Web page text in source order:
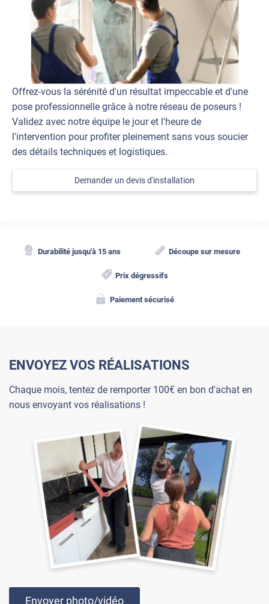
Offrez-vous la sérénité d'un résultat impeccable et d'une
pose professionnelle grâce à notre réseau de poseurs !
Validez avec notre équipe le jour et l'heure de
l'intervention pour profiter pleinement sans vous soucier
des détails techniques et logistiques.
Demander un devis d'installation
Durabilité jusqu'à 15 ans Découpe sur mesure
Prix dégressifs
Paiement sécurisé
ENVOYEZ VOS RÉALISATIONS
Chaque mois, tentez de remporter 100€ en bon d'achat en
nous envoyant vos réalisations !
Envoyer photo/vidéo